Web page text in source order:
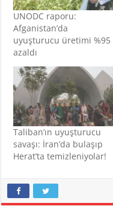
UNODC raporu:
Afganistan’da
uyuşturucu üretimi %95
azaldı
Taliban’ın uyuşturucu
savaşı: İran’da bulaşıp
Herat’ta temizleniyolar!